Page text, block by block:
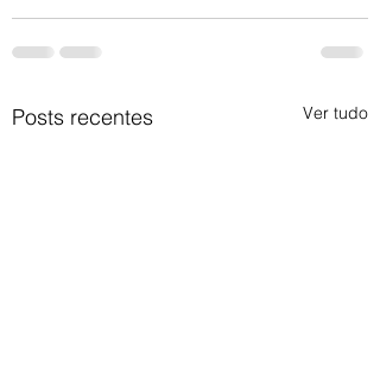
Posts recentes Ver tudo